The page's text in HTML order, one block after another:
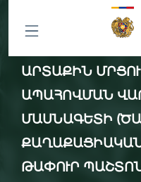
ԲՈԼՈՐ
ԲԱԺԻՆՆԵՐԸ
ԱՐՏԱՔԻՆ
ԱՊԱՀՈՎՄԱՆ
ՄԱՍՆԱԳԵՏԻ
ԹԱՓՈՒՐ